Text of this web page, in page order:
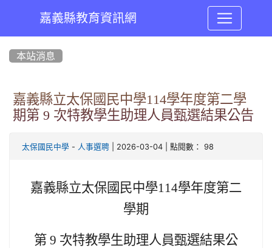
嘉義縣教育資訊網
本站消息
嘉義縣立太保國民中學114學年度第二學
期第 9 次特教學生助理人員甄選結果公告
太保國民中學 - 人事選聘 | 2026-03-04 | 點閱數： 98
嘉義縣立太保國民中學114學年度第二
學期
第 9 次特教學生助理人員甄選結果公